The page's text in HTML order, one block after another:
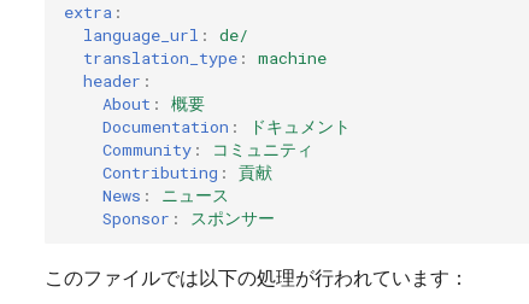
extra:
language_url :
de/
translation_type:
machine
header :
About :
概要
Documentation :
ドキュメント
Community:
コミュニティ
Contributing :
貢献
News :
ニュース
Sponsor : スポンサー
このファイルでは以下の処理が行われています：